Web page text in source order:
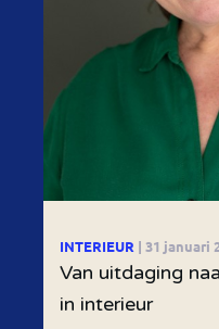
INTERIEUR | 31 januari
Van uitdaging
in interieur